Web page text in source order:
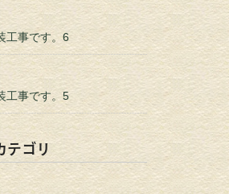
工事です。6
工事です。5
テゴリ